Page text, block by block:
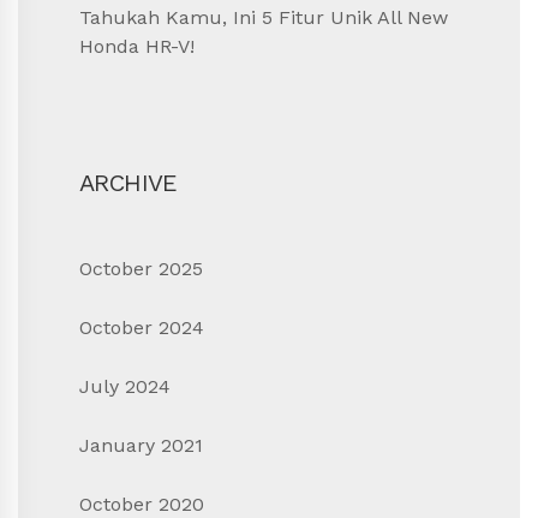
Tahukah Kamu, Ini 5 Fitur Unik All New
Honda HR-V!
ARCHIVE
October 2025
October 2024
July 2024
January 2021
October 2020